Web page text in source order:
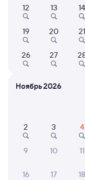
820В Ласточка-
Новгород Великий
17:43
от 2 ⁠403 ⁠₽
12 13 14
19 20 21
26 27
Ноябрь 2026
2 3 4
9 10 11
16 17 18